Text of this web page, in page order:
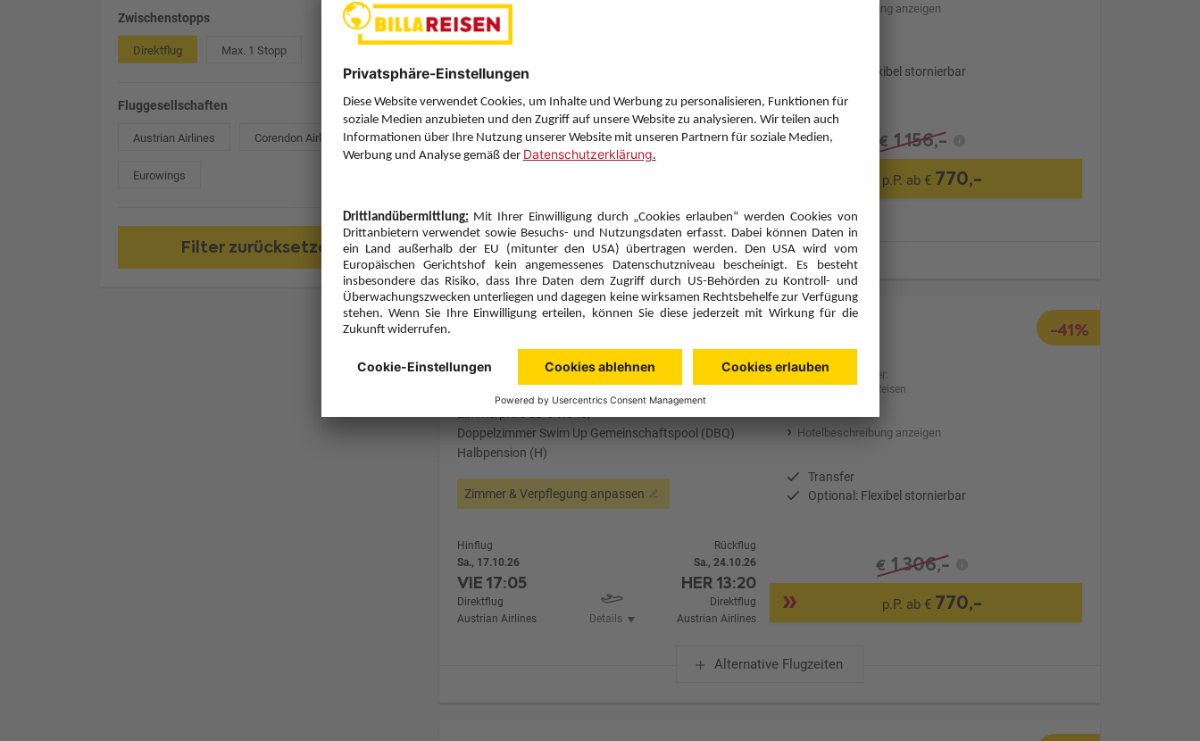
Zwischenstopps
Direktflug Max. 1 Stopp
Fluggesellschaften
Austrian Airlines Corendon Airlines Europe
Eurowings
Filter zurücksetzen
Doppelzimmer Swim Up Gemeinschaftspool (DBQ)
Halbpension (H)
Zimmer & Verpflegung anpassen
Hotelbeschreibung anzeigen
Optional: Flexibel stornierbar
Hinflug
Sa., 10.10.26
VIE17:05
Rückflug
Sa., 17.10.26
€ 1.156,-
p.P. ab € 770,-
Alternative Flugzeiten
-41%
Zimmer 1 (2 Erwachsene)
Doppelzimmer Swim Up Gemeinschaftspool (DBQ)
Halbpension (H)
Zimmer & Verpflegung anpassen
Anbieter:
BILLA Reisen
Hotelbeschreibung anzeigen
Transfer
Optional: Flexibel stornierbar
Hinflug
Sa., 17.10.26
VIE17:05
Direktflug
Austrian Airlines
Details
Rückflug
Sa., 24.10.26
HER13:20
Direktflug
Austrian Airlines
€ 1.306,-
p.P. ab € 770,-
Alternative Flugzeiten